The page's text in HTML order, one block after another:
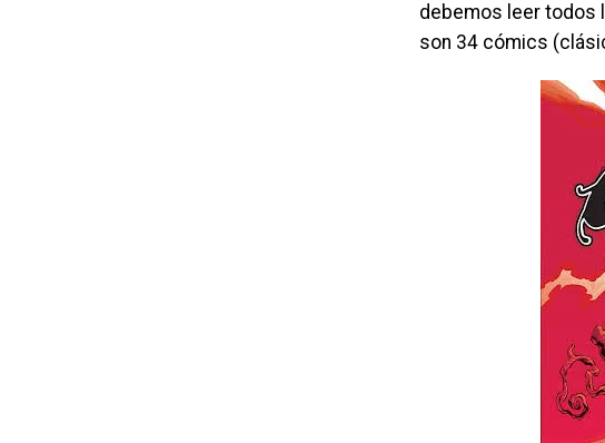
debemos leer todos
son 34 cómics